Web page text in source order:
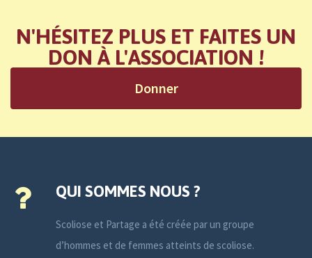
N'HÉSITEZ PLUS ET FAITES UN
DON À L'ASSOCIATION !
Donner
QUI SOMMES NOUS ?
Scoliose et Partage a été créée par un groupe
d’hommes et de femmes atteints de scoliose.